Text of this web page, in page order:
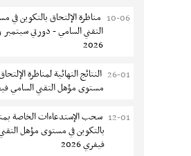
الترشح للماجستير بالمعهد
والتربية البدنية بصفاقس 2026-2027
04-08 نتائج القبول الأولي لمناظرة
التعليم الثانوي والفني والتقني
04-08 المركز القطاعي للتكوين في
جوقار الفحص :فتح باب
متكونين
10-06 مناظرة الإلتحاق بالتكوين
التقني السامي - دورتي سبتمبر
2026
26-01 النتائج النهائية لمناظرة
مستوى مؤهل التقني السامي
12-01 سحب الإستدعاءات الخاصة
بالتكوين في مستوى مؤهل
فيفري 2026